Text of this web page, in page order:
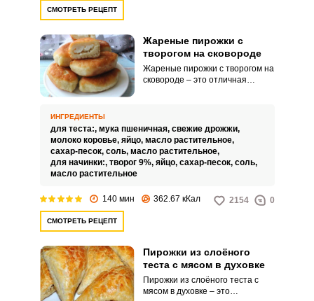
СМОТРЕТЬ РЕЦЕПТ
Жареные пирожки с
творогом на сковороде
Жареные пирожки с творогом на
сковороде – это отличная
вкусности.
ИНГРЕДИЕНТЫ
для теста:, мука пшеничная, свежие дрожжи,
молоко коровье, яйцо, масло растительное,
сахар-песок, соль, масло растительное,
для начинки:, творог 9%, яйцо, сахар-песок, соль,
масло растительное
140 мин 362.67 кКал 2154 0
СМОТРЕТЬ РЕЦЕПТ
Пирожки из слоёного
теста с мясом в духовке
Пирожки из слоёного теста с
мясом в духовке – это